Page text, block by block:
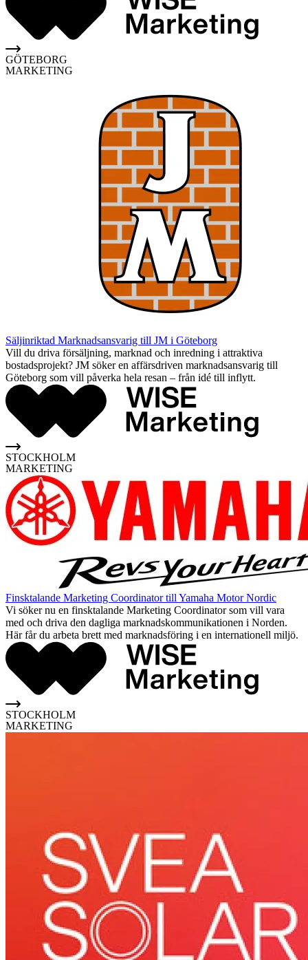
GÖTEBORG
MARKETING
Säljinriktad Marknadsansvarig till JM i Göteborg
Vill du driva försäljning, marknad och inredning i attraktiva
bostadsprojekt? JM söker en affärsdriven marknadsansvarig till
Göteborg som vill påverka hela resan – från idé till inflytt.
STOCKHOLM
MARKETING
Finsktalande Marketing Coordinator till Yamaha Motor Nordic
Vi söker nu en finsktalande Marketing Coordinator som vill vara
med och driva den dagliga marknadskommunikationen i Norden.
Här får du arbeta brett med marknadsföring i en internationell miljö.
STOCKHOLM
MARKETING